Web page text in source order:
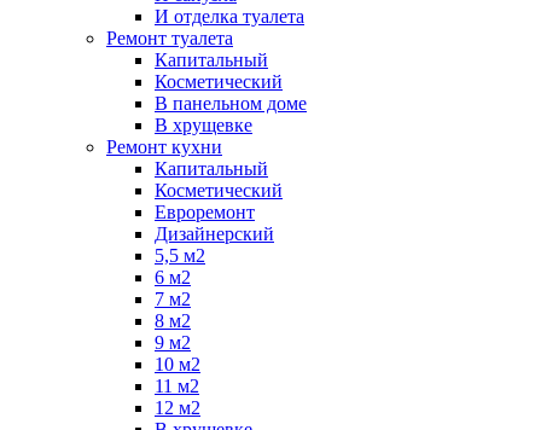
И отделка туалета
Ремонт туалета
Капитальный
Косметический
В панельном доме
В хрущевке
Ремонт кухни
Капитальный
Косметический
Евроремонт
Дизайнерский
5,5 м2
6 м2
7 м2
8 м2
9 м2
10 м2
11 м2
12 м2